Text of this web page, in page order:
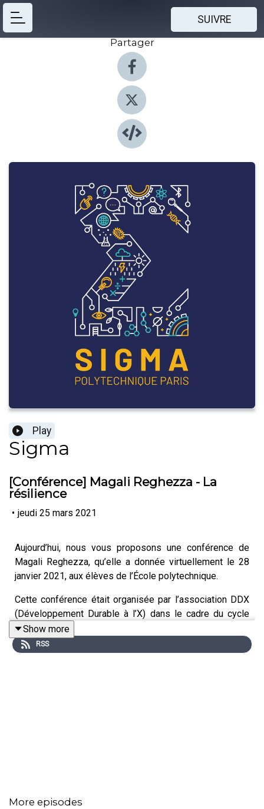
SUIVRE
Partager
Play
Sigma
[Conférence] Magali Reghezza - La
résilience
• jeudi 25 mars 2021
Aujourd’hui, nous vous proposons une conférence de
Magali Reghezza, qu’elle a donnée virtuellement le 28
janvier 2021, aux élèves de l’École polytechnique.
Cette conférence était organisée par l’association DDX
(Développement Durable à l’X) dans le cadre du cycle
Ingénieurs de Demain.
Le thème de la conférence ?La résilience - Menaces
Show more
RSS
More episodes